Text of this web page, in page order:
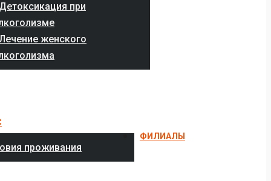
при
женского
проживания
ФИЛИАЛЫ